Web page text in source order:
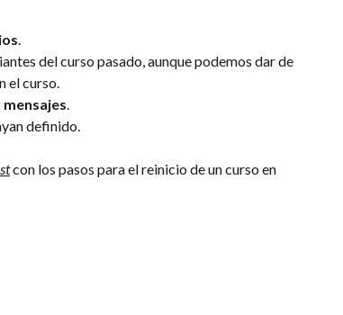
.
del curso pasado, aunque podemos dar de
el curso.
.
definido.
con los pasos para el reinicio de un curso en